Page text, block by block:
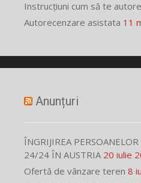
Instrucțiuni cum să te
Autorecenzare asistata 11
Anunțuri
ÎNGRIJIREA
24/24 ÎN AUSTRIA 20 iulie
Ofertă de vânzare teren 8